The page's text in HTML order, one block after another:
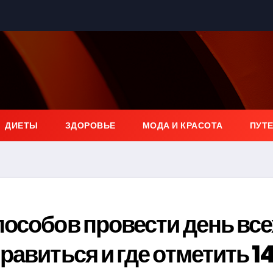
ДИЕТЫ ЗДОРОВЬЕ МОДА И КРАСОТА
провести день
и где отметить